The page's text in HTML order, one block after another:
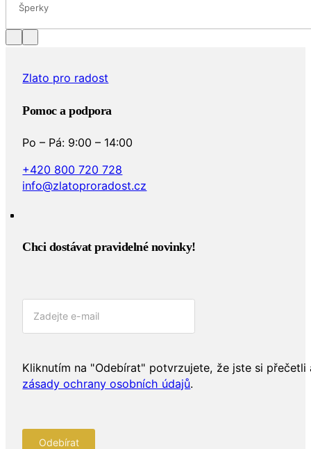
Šperky
Zlato pro radost
Pomoc a podpora
Po – Pá: 9:00 – 14:00
+420 800 720 728
info@zlatoproradost.cz
Chci dostávat pravidelné novinky!​
Kliknutím na "Odebírat" potvrzujete, že jste si přečetli
zásady ochrany osobních údajů.
Odebírat